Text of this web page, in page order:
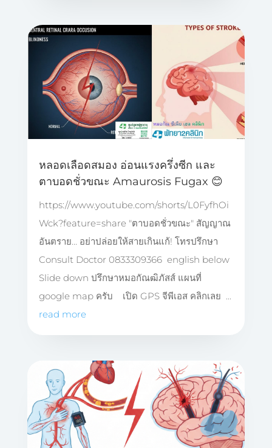
หลอดเลือดสมอง อ่อนแรงครึ่งซีก และ
ตาบอดชั่วขณะ Amaurosis Fugax 😊
https://www.youtube.com/shorts/L0FyfhOi
Wck?feature=share "ตาบอดชั่วขณะ" สัญญาณ
อันตราย... อย่าปล่อยให้สายเกินแก้! โทรปรึกษา
Consult Doctor 0833309366 english below
Slide down ปรึกษาหมอกัณฒิภัสส์ แผนที่
google map ครับ เปิด GPS จีพีเอส คลิกเลย ...
read more